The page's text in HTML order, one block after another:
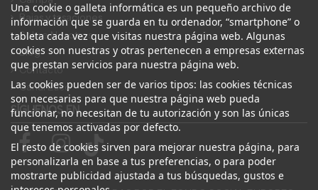
Bajas y tasaciones
Sobre Nosotros
Blog
Contacto
Canal Ético
Una cookie o galleta informática es un pequeño archivo de
información que se guarda en tu ordenador, “smartphone” o
tableta cada vez que visitas nuestra página web. Algunas
cookies son nuestras y otras pertenecen a empresas externas
que prestan servicios para nuestra página web.
Las cookies pueden ser de varios tipos: las cookies técnicas
son necesarias para que nuestra página web pueda
funcionar, no necesitan de tu autorización y son las únicas
que tenemos activadas por defecto.
El resto de cookies sirven para mejorar nuestra página, para
personalizarla en base a tus preferencias, o para poder
mostrarte publicidad ajustada a tus búsquedas, gustos e
SÍGUENOS EN